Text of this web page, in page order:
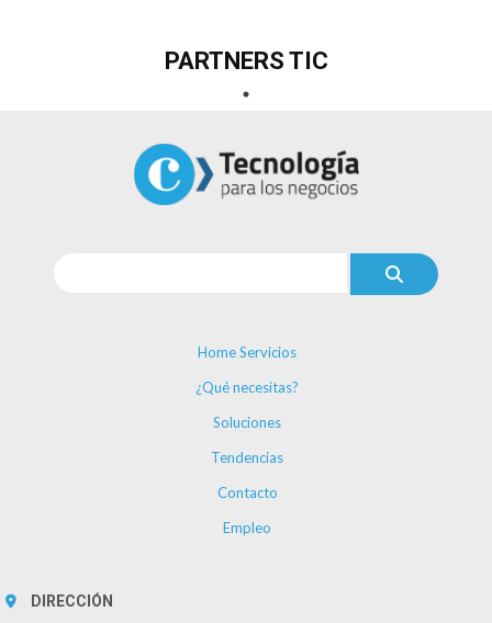
PARTNERS TIC
Home Servicios
¿Qué necesitas?
Soluciones
Tendencias
Contacto
Empleo
DIRECCIÓN